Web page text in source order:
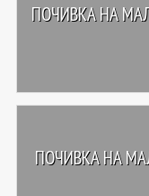
ПОЧИВКА НА
ПОЧИВКА НА